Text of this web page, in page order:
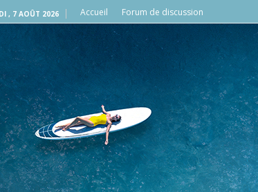
, 7 AOÛT 2026 Accueil Forum de discussion